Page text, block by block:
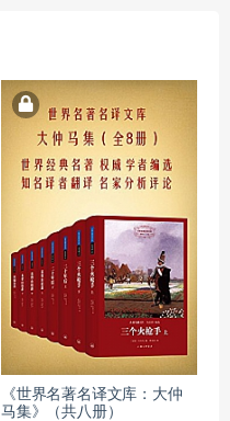
《世界名著名译文库：大仲
马集》（共八册）